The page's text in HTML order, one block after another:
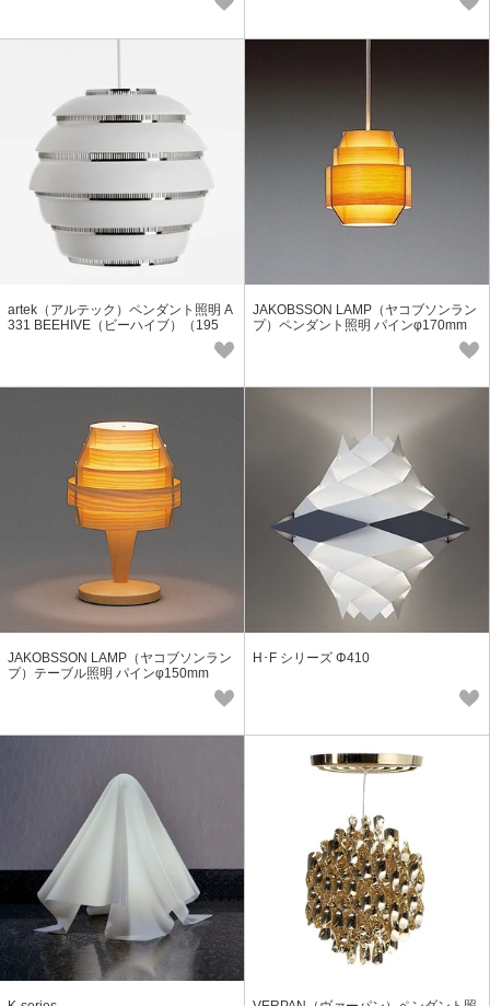
artek（アルテック）ペンダント照明 A
331 BEEHIVE（ビーハイブ）（195
JAKOBSSON LAMP（ヤコブソンラン
プ）ペンダント照明 パインφ170mm
JAKOBSSON LAMP（ヤコブソンラン
プ）テーブル照明 パインφ150mm
H･F シリーズ Φ410